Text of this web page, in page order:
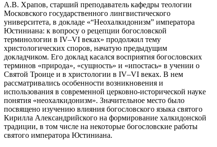
А.В. Храпов, старший преподаватель кафедры теологии
Московского государственного лингвистического
университета, в докладе «“Неохалкидонизм” императора
Юстиниана: к вопросу о рецепции богословской
терминологии в IV–VI веках» продолжил тему
христологических споров, начатую предыдущим
докладчиком. Его доклад касался восприятия богословских
терминов «природа», «сущность» и «ипостась» в учении о
Святой Троице и в христологии в IV–VI веках. В нем
рассматривались особенности возникновения и
использования в современной церковно-исторической науке
понятия «неохалкидонизм». Значительное место было
посвящено изучению влияния богословского языка святого
Кирилла Александрийского на формирование халкидонской
традиции, в том числе на некоторые богословские работы
святого императора Юстиниана.